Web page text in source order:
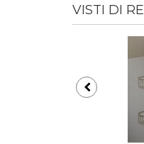
VISTI DI